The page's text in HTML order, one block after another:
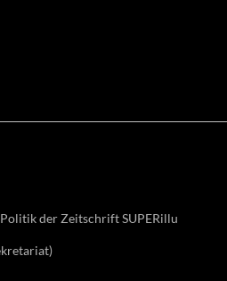
der Zeitschrift SUPERillu